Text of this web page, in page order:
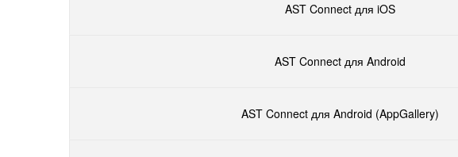
AST Connect для iOS
AST Connect для Android
AST Connect для Android (AppGallery)